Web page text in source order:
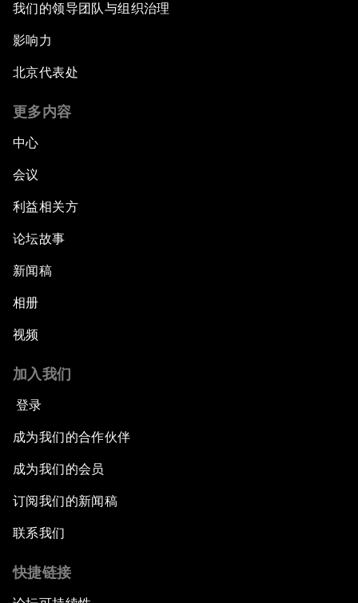
我们的领导团队与组织治理
影响力
北京代表处
更多内容
中心
会议
利益相关方
论坛故事
新闻稿
相册
视频
加入我们
登录
成为我们的合作伙伴
成为我们的会员
订阅我们的新闻稿
联系我们
快捷链接